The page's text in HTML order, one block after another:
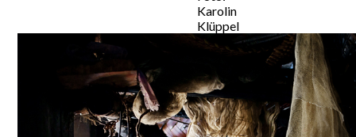
Karolin
Klüppel